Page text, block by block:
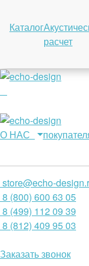
Каталог
расчет
О НАС
store@echo-
8 (800) 600 63 05
8 (499) 112 09 39
8 (812) 409 95 03
Заказать звонок